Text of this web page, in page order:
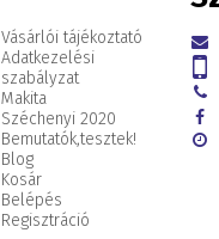
Vásárlói tájékoztató
Adatkezelési
szabályzat
Makita
Széchenyi 2020
Bemutatók,tesztek!
Blog
Kosár
Belépés
Regisztráció